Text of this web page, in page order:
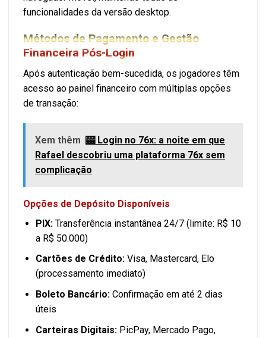
funcionalidades da versão desktop.
Métodos de Pagamento e Gestão
Financeira Pós-Login
Após autenticação bem-sucedida, os jogadores têm
acesso ao painel financeiro com múltiplas opções
de transação:
Xem thêm 🎰 Login no 76x: a noite em que
Rafael descobriu uma plataforma 76x sem
complicação
Opções de Depósito Disponíveis
PIX:Transferência instantânea 24/7 (limite: R$ 10
a R$ 50.000)
Cartões de Crédito:Visa, Mastercard, Elo
(processamento imediato)
Boleto Bancário:Confirmação em até 2 dias
úteis
Carteiras Digitais:PicPay, Mercado Pago,